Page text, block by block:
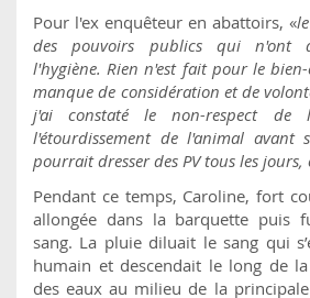
Pour l'ex enquêteur en abattoirs, «
des pouvoirs publics qui n'ont
l'hygiène. Rien n'est fait pour le
manque de considération et de
j'ai constaté le non-respect
l'étourdissement de l'animal avant
pourrait dresser des PV tous les jours,
Pendant ce temps, Caroline, fort
allongée dans la barquette puis
sang. La pluie diluait le sang qui
humain et descendait le long de la
des eaux au milieu de la